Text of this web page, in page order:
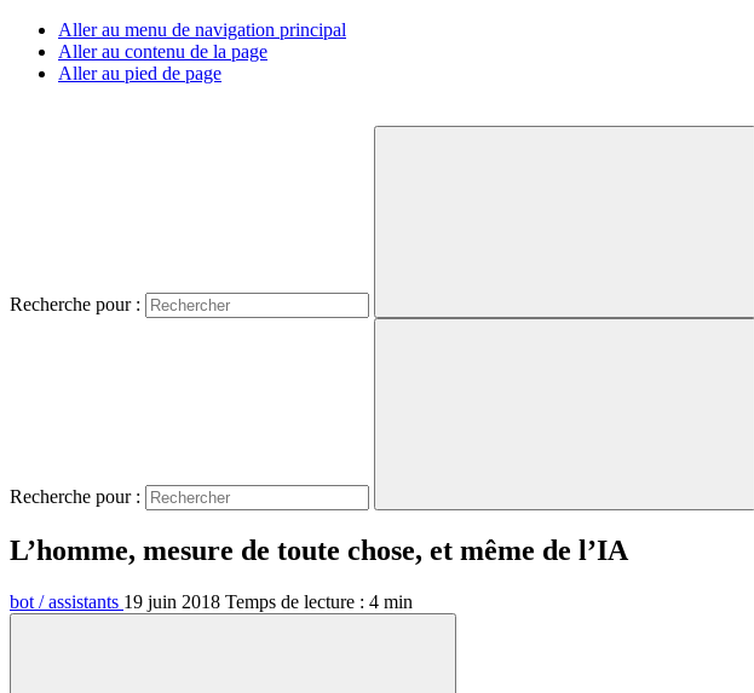
Aller au menu de navigation principal
Aller au contenu de la page
Aller au pied de page
Recherche pour :
Recherche pour :
L’homme, mesure de toute chose, et même de l’IA
bot / assistants 19 juin 2018 Temps de lecture : 4 min